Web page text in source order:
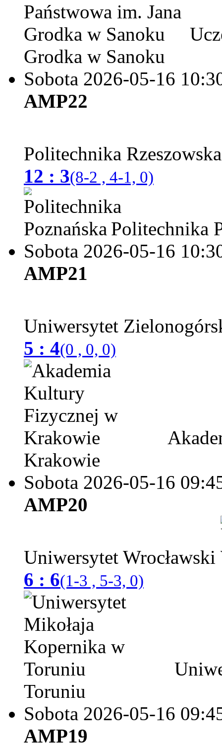
Grodka w Sanoku
Sobota 2026-05-16
AMP22
Politechnika
12 : 3(8-2 , 4-1, 0)
Politechnika
Sobota 2026-05-16
AMP21
Uniwersytet
5 : 4(0 , 0, 0)
Krakowie
Sobota 2026-05-16
AMP20
Uniwersytet Wrocławski
6 : 6(1-3 , 5-3, 0)
Toruniu
Sobota 2026-05-16
AMP19